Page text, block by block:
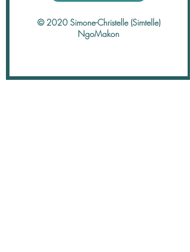
© 2020 Simone-Christelle (Simtelle)
NgoMakon